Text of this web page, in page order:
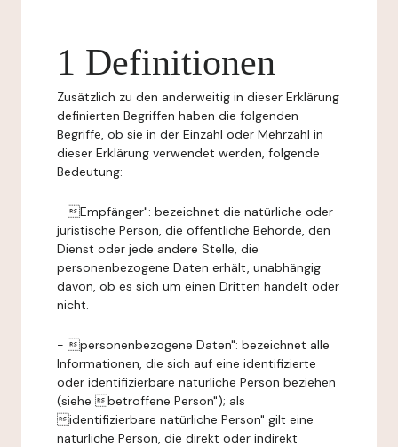
1 Definitionen
Zusätzlich zu den anderweitig in dieser Erklärung
definierten Begriffen haben die folgenden
Begriffe, ob sie in der Einzahl oder Mehrzahl in
dieser Erklärung verwendet werden, folgende
Bedeutung:
- Empfänger": bezeichnet die natürliche oder
juristische Person, die öffentliche Behörde, den
Dienst oder jede andere Stelle, die
personenbezogene Daten erhält, unabhängig
davon, ob es sich um einen Dritten handelt oder
nicht.
- personenbezogene Daten": bezeichnet alle
Informationen, die sich auf eine identifizierte
oder identifizierbare natürliche Person beziehen
(siehe betroffene Person"); als
identifizierbare natürliche Person" gilt eine
natürliche Person, die direkt oder indirekt